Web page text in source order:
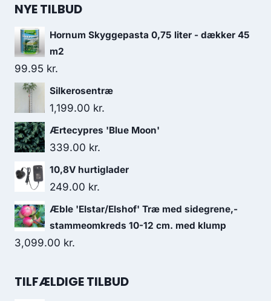
NYE TILBUD
Hornum Skyggepasta 0,75 liter - dækker 45
m2
99.95 kr.
Silkerosentræ
1,199.00 kr.
Ærtecypres 'Blue Moon'
339.00 kr.
10,8V hurtiglader
249.00 kr.
Æble 'Elstar/Elshof' Træ med sidegrene,-
stammeomkreds 10-12 cm. med klump
3,099.00 kr.
TILFÆLDIGE TILBUD